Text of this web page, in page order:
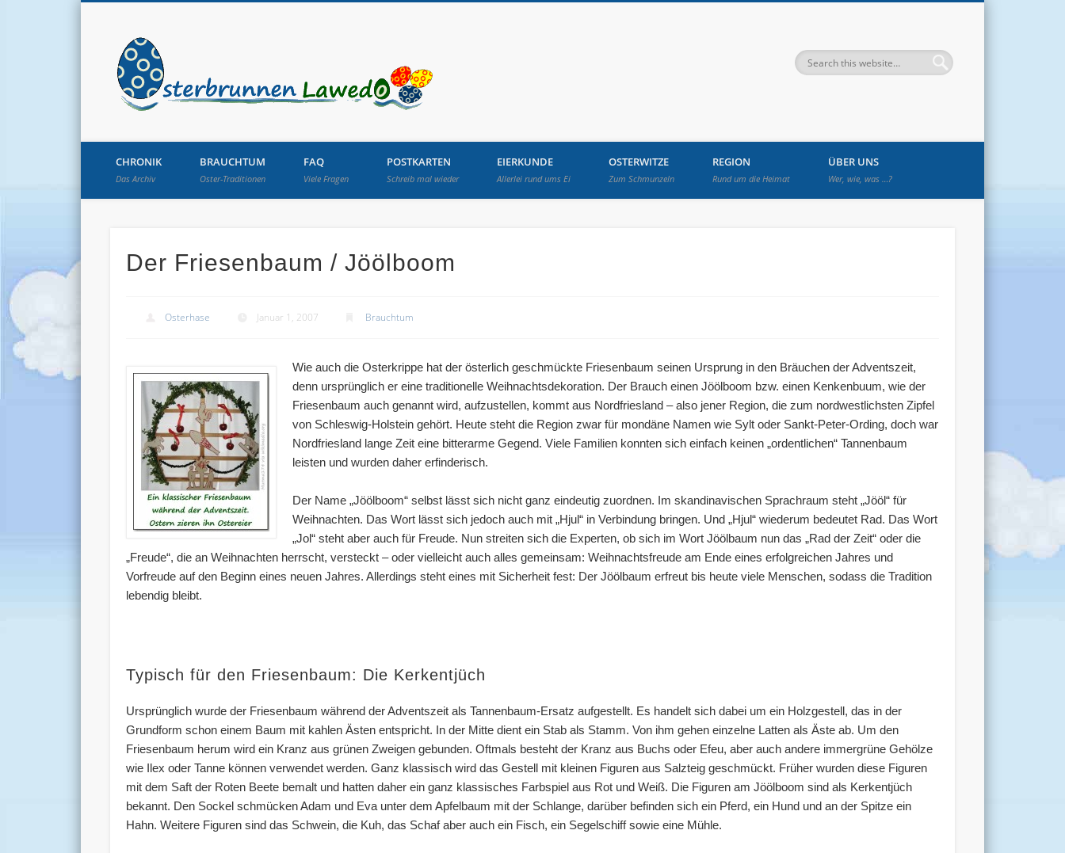
Osterbrunnen in Langenwetzendorf
CHRONIK
Das Archiv
BRAUCHTUM
Oster-Traditionen
FAQ
Viele Fragen
POSTKARTEN
Schreib mal wieder
EIERKUNDE
Allerlei rund ums Ei
OSTERWITZE
Zum Schmunzeln
REGION
Rund um die Heimat
ÜBER UNS
Wer, wie, was …?
Der Friesenbaum / Jöölboom
Osterhase Januar 1, 2007 Brauchtum
Wie auch die Osterkrippe hat der österlich geschmückte Friesenbaum seinen Ursprung in den Bräuchen der Adventszeit,
denn ursprünglich er eine traditionelle Weihnachtsdekoration. Der Brauch einen Jöölboom bzw. einen Kenkenbuum, wie der
Friesenbaum auch genannt wird, aufzustellen, kommt aus Nordfriesland – also jener Region, die zum nordwestlichsten Zipfel
von Schleswig-Holstein gehört. Heute steht die Region zwar für mondäne Namen wie Sylt oder Sankt-Peter-Ording, doch war
Nordfriesland lange Zeit eine bitterarme Gegend. Viele Familien konnten sich einfach keinen „ordentlichen“ Tannenbaum
leisten und wurden daher erfinderisch.
Der Name „Jöölboom“ selbst lässt sich nicht ganz eindeutig zuordnen. Im skandinavischen Sprachraum steht „Jööl“ für
Weihnachten. Das Wort lässt sich jedoch auch mit „Hjul“ in Verbindung bringen. Und „Hjul“ wiederum bedeutet Rad. Das Wort
„Jol“ steht aber auch für Freude. Nun streiten sich die Experten, ob sich im Wort Jöölbaum nun das „Rad der Zeit“ oder die
„Freude“, die an Weihnachten herrscht, versteckt – oder vielleicht auch alles gemeinsam: Weihnachtsfreude am Ende eines erfolgreichen Jahres und
Vorfreude auf den Beginn eines neuen Jahres. Allerdings steht eines mit Sicherheit fest: Der Jöölbaum erfreut bis heute viele Menschen, sodass die Tradition
lebendig bleibt.
Typisch für den Friesenbaum: Die Kerkentjüch
Ursprünglich wurde der Friesenbaum während der Adventszeit als Tannenbaum-Ersatz aufgestellt. Es handelt sich dabei um ein Holzgestell, das in der
Grundform schon einem Baum mit kahlen Ästen entspricht. In der Mitte dient ein Stab als Stamm. Von ihm gehen einzelne Latten als Äste ab. Um den
Friesenbaum herum wird ein Kranz aus grünen Zweigen gebunden. Oftmals besteht der Kranz aus Buchs oder Efeu, aber auch andere immergrüne Gehölze
wie Ilex oder Tanne können verwendet werden. Ganz klassisch wird das Gestell mit kleinen Figuren aus Salzteig geschmückt. Früher wurden diese Figuren
mit dem Saft der Roten Beete bemalt und hatten daher ein ganz klassisches Farbspiel aus Rot und Weiß. Die Figuren am Jöölboom sind als Kerkentjüch
bekannt. Den Sockel schmücken Adam und Eva unter dem Apfelbaum mit der Schlange, darüber befinden sich ein Pferd, ein Hund und an der Spitze ein
Hahn. Weitere Figuren sind das Schwein, die Kuh, das Schaf aber auch ein Fisch, ein Segelschiff sowie eine Mühle.